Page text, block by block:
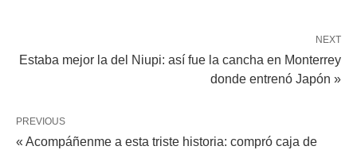
NEXT
Estaba mejor la del Niupi: así fue la cancha en Monterrey
donde entrenó Japón »
PREVIOUS
« Acompáñenme a esta triste historia: compró caja de